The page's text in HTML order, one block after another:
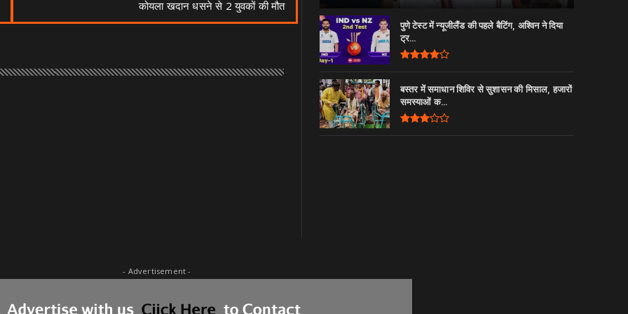
कोयला खदान धसने से 2 युवकों की मौत
पुणे टेस्ट में न्यूजीलैंड की पहले बैटिंग, अश्विन ने दिया
ट्र...
बस्तर में समाधान शिविर से सुशासन की मिसाल, हजारों
समस्याओं क...
- Advertisement -